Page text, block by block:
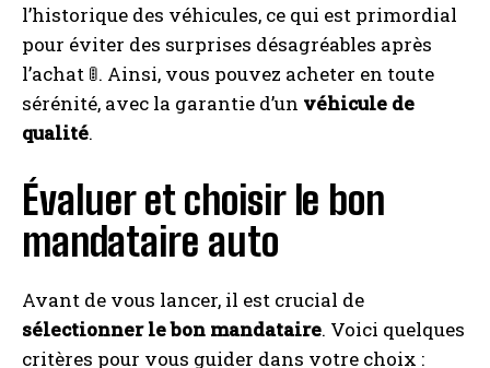
l’historique des véhicules, ce qui est primordial
pour éviter des surprises désagréables après
l’achat 🚦. Ainsi, vous pouvez acheter en toute
sérénité, avec la garantie d’un véhicule de
qualité.
Évaluer et choisir le bon
mandataire auto
Avant de vous lancer, il est crucial de
sélectionner le bon mandataire. Voici quelques
critères pour vous guider dans votre choix :